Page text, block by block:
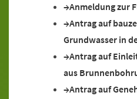
Anmeldung zur
Antrag auf
Grundwasser in
Antrag auf
aus
Antrag auf